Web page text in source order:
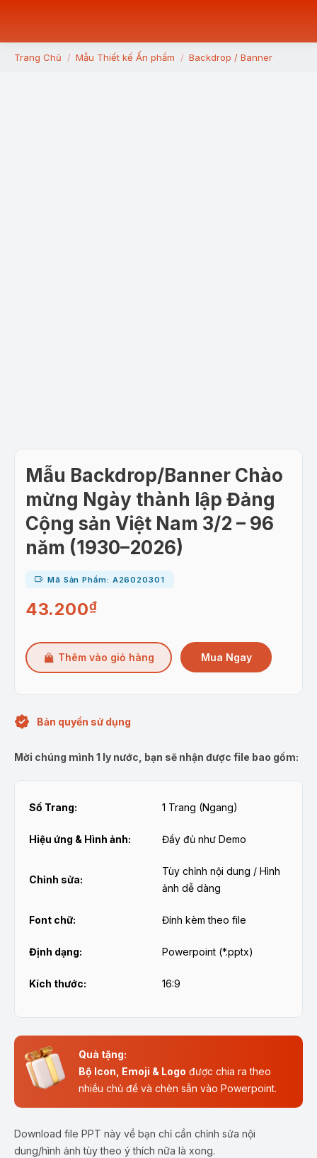
You are here:
Trang Chủ Mẫu Thiết kế Ấn phẩm Backdrop / Banner
Mẫu Backdrop/Banner Chào
mừng Ngày thành lập Đảng
Cộng sản Việt Nam 3/2 – 96
năm (1930–2026)
Mã Sản Phẩm: A26020301
43.200₫
Thêm vào giỏ hàng Mua Ngay
Bản quyền sử dụng
Mời chúng mình 1 ly nước, bạn sẽ nhận được file bao gồm:
Số Trang: 1 Trang (Ngang)
Hiệu ứng & Hình ảnh: Đầy đủ như Demo
Chỉnh sửa:
Tùy chỉnh nội dung / Hình
ảnh dễ dàng
Font chữ: Đính kèm theo file
Định dạng: Powerpoint (*.pptx)
Kích thước: 16:9
Quà tặng:
Bộ Icon, Emoji & Logo được chia ra theo
nhiều chủ đề và chèn sẵn vào Powerpoint.
Download file PPT này về bạn chỉ cần chỉnh sửa nội
dung/hình ảnh tùy theo ý thích nữa là xong.